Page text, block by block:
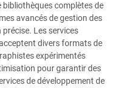
complètes de
avancés de gestion des
Les services
divers formats de
expérimentés
pour garantir des
de développement de